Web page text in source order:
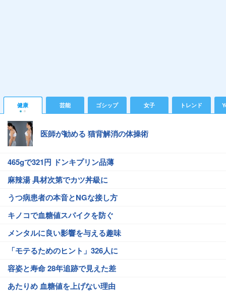
健康 芸能 ゴシップ 女子 トレンド
医師が勧める 猫背解消の体操術
465gで321円 ドンキプリン品薄
麻辣湯 具材次第でカツ丼級に
うつ病患者の本音とNGな接し方
キノコで血糖値スパイクを防ぐ
メンタルに良い影響を与える趣味
「モテるためのヒント」326人に
容姿と寿命 28年追跡で見えた差
あたりめ 血糖値を上げない理由